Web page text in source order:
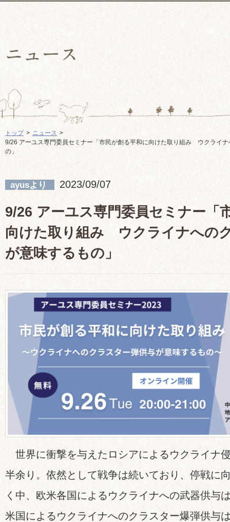
トップ
ニュース
9/26 アーユス専門委員セミナー「市民が創る平和に向けた取り組み ウクライ
の」
ayusより 2023/09/07
9/26 アーユス専門委員セミナー「
向けた取り組み ウクライナへの
が意味するもの」
世界に衝撃を与えたロシアによるウクライナ
半余り。依然として戦争は続いており、停戦に
く中、欧米各国によるウクライナへの武器供与
米国によるウクライナへのクラスター爆弾供与